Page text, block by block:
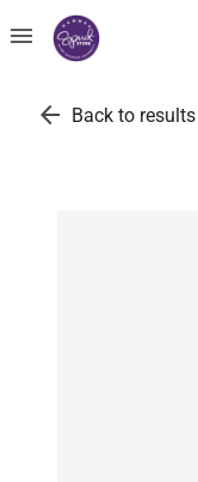
menu
arrow_back Back to results